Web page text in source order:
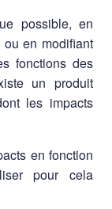
possible, en
en modifiant
fonctions des
un produit
les impacts
en fonction
pour cela